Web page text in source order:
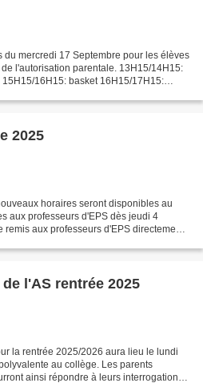
du mercredi 17 Septembre pour les élèves
l'autorisation parentale. 13H15/14H15:
16H15: basket 16H15/17H15:
2025
horaires seront disponibles au
aux professeurs d'EPS dès jeudi 4
remis aux professeurs d'EPS directement
l'AS rentrée 2025
la rentrée 2025/2026 aura lieu le lundi
au collège. Les parents
ainsi répondre à leurs interrogations